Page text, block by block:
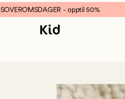
SOVEROMSDAGER - opptil 50%